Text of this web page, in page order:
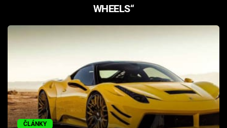
Filmy
Hry
Cool Esport
WHEELS“
ČLÁNKY